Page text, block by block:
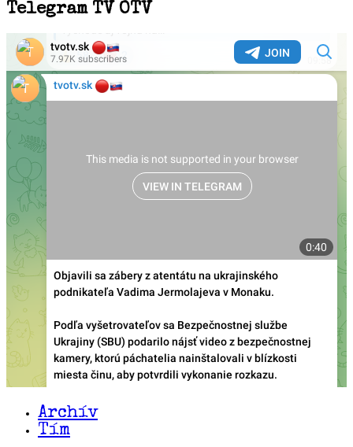
Telegram TV OTV
Archív
Tím